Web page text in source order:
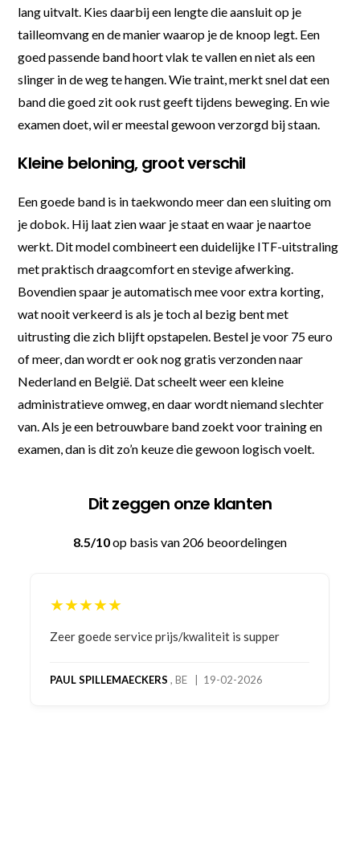
lang uitvalt. Kies daarbij een lengte die aansluit op je
tailleomvang en de manier waarop je de knoop legt. Een
goed passende band hoort vlak te vallen en niet als een
slinger in de weg te hangen. Wie traint, merkt snel dat een
band die goed zit ook rust geeft tijdens beweging. En wie
examen doet, wil er meestal gewoon verzorgd bij staan.
Kleine beloning, groot verschil
Een goede band is in taekwondo meer dan een sluiting om
je dobok. Hij laat zien waar je staat en waar je naartoe
werkt. Dit model combineert een duidelijke ITF-uitstraling
met praktisch draagcomfort en stevige afwerking.
Bovendien spaar je automatisch mee voor extra korting,
wat nooit verkeerd is als je toch al bezig bent met
uitrusting die zich blijft opstapelen. Bestel je voor 75 euro
of meer, dan wordt er ook nog gratis verzonden naar
Nederland en België. Dat scheelt weer een kleine
administratieve omweg, en daar wordt niemand slechter
van. Als je een betrouwbare band zoekt voor training en
examen, dan is dit zo’n keuze die gewoon logisch voelt.
Dit zeggen onze klanten
8.5/10op basis van 206 beoordelingen
★★★★★
Bestelling gedaan vanwege goede prijzen en
bestelling al ontvangen met gifts, waardoor je